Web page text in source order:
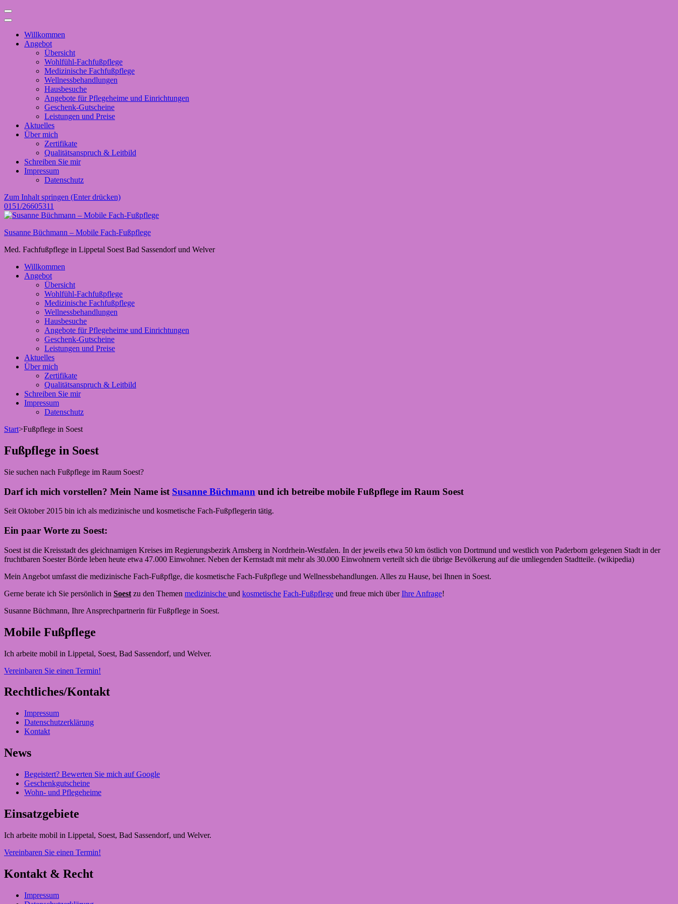
Willkommen
Angebot
Übersicht
Wohlfühl-Fachfußpflege
Medizinische Fachfußpflege
Wellnessbehandlungen
Hausbesuche
Angebote für Pflegeheime und Einrichtungen
Geschenk-Gutscheine
Leistungen und Preise
Aktuelles
Über mich
Zertifikate
Qualitätsanspruch & Leitbild
Schreiben Sie mir
Impressum
Datenschutz
Zum Inhalt springen (Enter drücken)
0151/26605311
Susanne Büchmann – Mobile Fach-Fußpflege
Med. Fachfußpflege in Lippetal Soest Bad Sassendorf und Welver
Willkommen
Angebot
Übersicht
Wohlfühl-Fachfußpflege
Medizinische Fachfußpflege
Wellnessbehandlungen
Hausbesuche
Angebote für Pflegeheime und Einrichtungen
Geschenk-Gutscheine
Leistungen und Preise
Aktuelles
Über mich
Zertifikate
Qualitätsanspruch & Leitbild
Schreiben Sie mir
Impressum
Datenschutz
Start>Fußpflege in Soest
Fußpflege in Soest
Sie suchen nach Fußpflege im Raum Soest?
Darf ich mich vorstellen? Mein Name ist Susanne Büchmann und ich betreibe mobile Fußpflege im Raum Soest
Seit Oktober 2015 bin ich als medizinische und kosmetische Fach-Fußpflegerin tätig.
Ein paar Worte zu Soest:
Soest ist die Kreisstadt des gleichnamigen Kreises im Regierungsbezirk Arnsberg in Nordrhein-Westfalen. In der jeweils etwa 50 km östlich von Dortmund und westlich von Paderborn gelegenen Stadt in der
fruchtbaren Soester Börde leben heute etwa 47.000 Einwohner. Neben der Kernstadt mit mehr als 30.000 Einwohnern verteilt sich die übrige Bevölkerung auf die umliegenden Stadtteile. (wikipedia)
Mein Angebot umfasst die medizinische Fach-Fußpflge, die kosmetische Fach-Fußpflege und Wellnessbehandlungen. Alles zu Hause, bei Ihnen in Soest.
Gerne berate ich Sie persönlich in Soest zu den Themen medizinische und kosmetische Fach-Fußpflege und freue mich überIhre Anfrage!
Susanne Büchmann, Ihre Ansprechpartnerin für Fußpflege in Soest.
Mobile Fußpflege
Ich arbeite mobil in Lippetal, Soest, Bad Sassendorf, und Welver.
Vereinbaren Sie einen Termin!
Rechtliches/Kontakt
Impressum
Datenschutzerklärung
Kontakt
News
Begeistert? Bewerten Sie mich auf Google
Geschenkgutscheine
Wohn- und Pflegeheime
Einsatzgebiete
Ich arbeite mobil in Lippetal, Soest, Bad Sassendorf, und Welver.
Vereinbaren Sie einen Termin!
Kontakt & Recht
Impressum